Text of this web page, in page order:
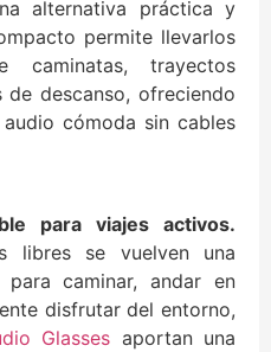
alternativa práctica y
permite llevarlos
caminatas, trayectos
descanso, ofreciendo
cómoda sin cables
para viajes activos.
libres se vuelven una
para caminar, andar en
disfrutar del entorno,
Glasses aportan una